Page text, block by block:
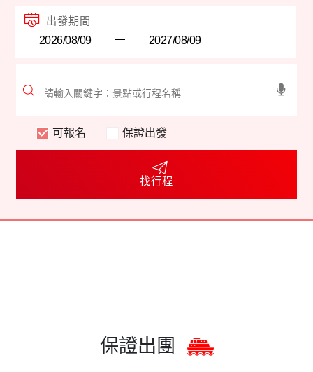
出發期間
可報名 保證出發
找行程
保證出團